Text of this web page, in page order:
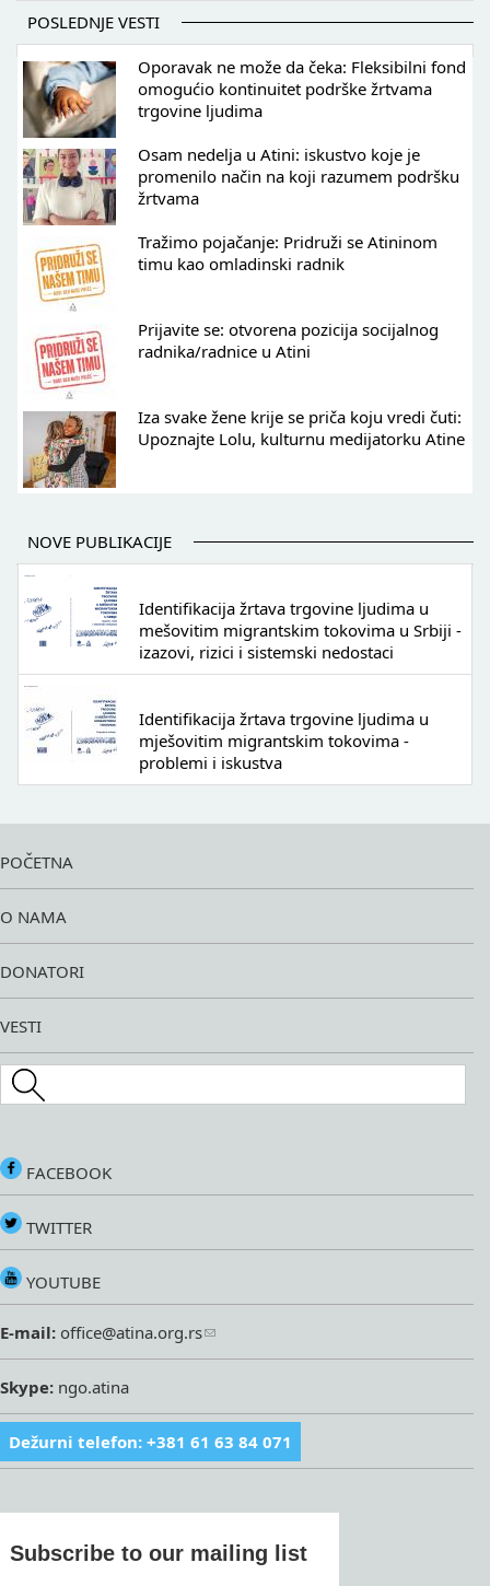
POSLEDNJE VESTI
Oporavak ne može da čeka: Fleksibilni fond
omogućio kontinuitet podrške žrtvama
trgovine ljudima
Osam nedelja u Atini: iskustvo koje je
promenilo način na koji razumem podršku
žrtvama
Tražimo pojačanje: Pridruži se Atininom
timu kao omladinski radnik
Prijavite se: otvorena pozicija socijalnog
radnika/radnice u Atini
Iza svake žene krije se priča koju vredi čuti:
Upoznajte Lolu, kulturnu medijatorku Atine
NOVE PUBLIKACIJE
Identifikacija žrtava trgovine ljudima u
mešovitim migrantskim tokovima u Srbiji -
izazovi, rizici i sistemski nedostaci
Identifikacija žrtava trgovine ljudima u
mješovitim migrantskim tokovima -
problemi i iskustva
POČETNA
O NAMA
DONATORI
VESTI
Search this site
FACEBOOK
TWITTER
YOUTUBE
E-mail: office@atina.org.rs
Skype: ngo.atina
Dežurni telefon: +381 61 63 84 071
Subscribe to our mailing list